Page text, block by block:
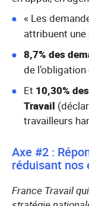
« Les
attribuent
8,7% des
de
Et 10,30%
Travail
travailleurs
Axe #2 :
réduisant nos
France Travail